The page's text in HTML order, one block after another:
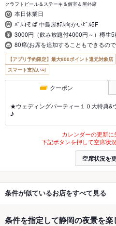
クラフトビール＆ステーキ＆個室＆屋外席
本日休業日
ﾊﾟﾙｺそば 中島屋ﾎﾃﾙ向かいﾋﾞﾙ5F
3000円（飲み放題付4000円～）樽生
80席(お席を追加することもできるの
【アプリ予約限定】最大800ポイント還元対象店
スマート支払い可
クーポン
★ウェディングパーティー１０大特典&
♪
カレンダーの更新に
下記ボタンを押して空席状
空席状況を
条件が似ているお店をすべて見る
条件を指定して静岡の夜景を